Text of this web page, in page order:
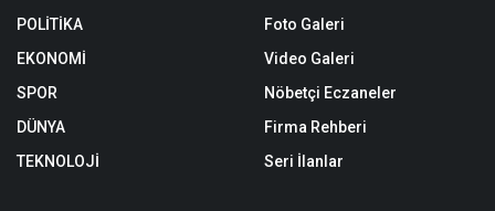
POLİTİKA
EKONOMİ
SPOR
DÜNYA
TEKNOLOJİ
Foto Galeri
Video Galeri
Nöbetçi Eczaneler
Firma Rehberi
Seri İlanlar